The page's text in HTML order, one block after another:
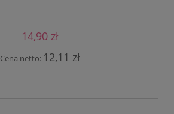
14,90 zł
Cena netto: 12,11 zł